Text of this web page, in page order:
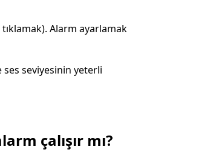
Alarm ayarlamak
ses seviyesinin yeterli
çalışır mı?